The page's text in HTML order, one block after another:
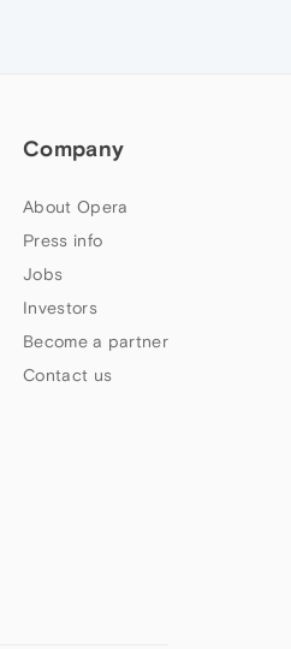
Company
About Opera
Press info
Jobs
Investors
Become a partner
Contact us